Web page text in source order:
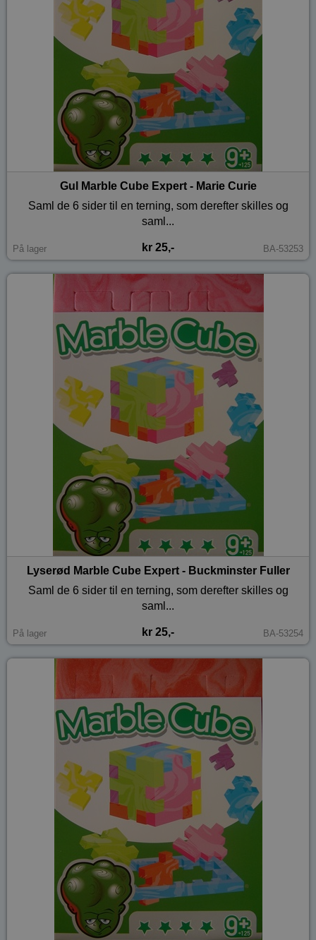
Gul Marble Cube Expert - Marie Curie
Saml de 6 sider til en terning, som derefter skilles og
saml...
På lager kr 25,- BA-53253
Lyserød Marble Cube Expert - Buckminster Fuller
Saml de 6 sider til en terning, som derefter skilles og
saml...
På lager kr 25,- BA-53254